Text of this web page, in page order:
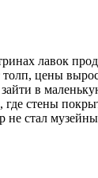
лавок
цены
в
стены
не стал